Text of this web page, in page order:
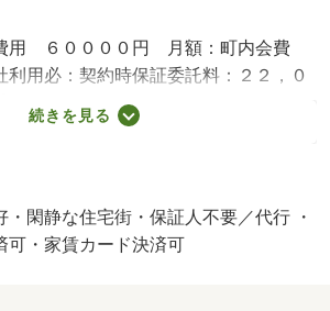
用 ６００００円 月額：町内会費
利用必：契約時保証委託料：２２，０
託料：賃料総額の２．２％又は５．
入／更新事務手数料２２ ０００円／
０円／バストイレ別／バルコニー／
ト／フローリング／シャワー付洗面台
浴室乾燥機／室内洗濯置／陽当り良
続きを見る
閑静な住宅街・保証人不要／代行 ・
可・家賃カード決済可